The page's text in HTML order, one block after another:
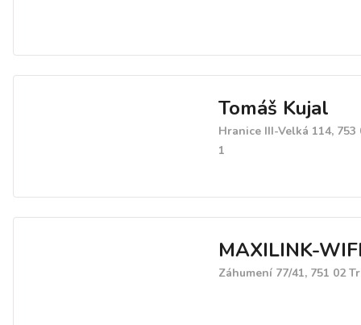
Tomáš Kujal
Hranice III-Velká 114, 753
1
MAXILINK-
Záhumení 77/41, 751 02